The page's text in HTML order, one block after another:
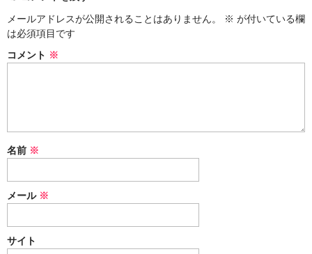
メールアドレスが公開されることはありません。
※ が付いている欄
は必須項目です
コメント ※
名前 ※
メール ※
サイト